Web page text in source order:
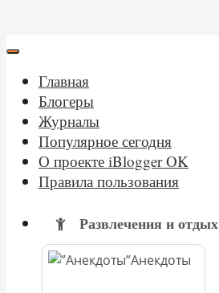
Главная
Блогеры
Журналы
Популярное сегодня
О проекте iBlogger OK
Правила пользования
Развлечения и отдых
Анекдоты